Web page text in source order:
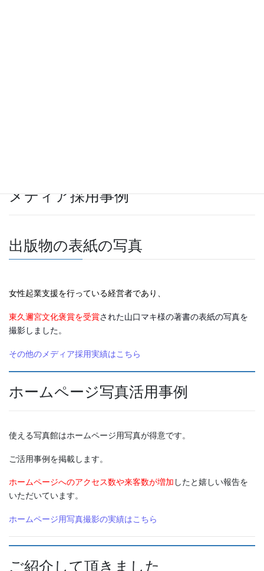
メディア採用事例
出版物の表紙の写真
女性起業支援を行っている経営者であり、
東久邇宮文化褒賞を受賞された山口マキ様の著書の表紙の写真を
撮影しました。
その他のメディア採用実績はこちら
ホームページ写真活用事例
使える写真館はホームページ用写真が得意です。
ご活用事例を掲載します。
ホームページへのアクセス数や来客数が増加 したと嬉しい報告を
いただいています。
ホームページ用写真撮影の実績はこちら
ご紹介して頂きました